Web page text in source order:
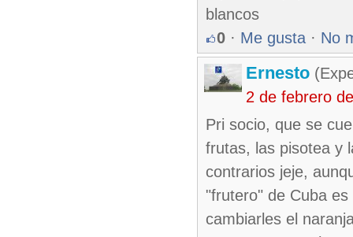
blancos
0 · Me gusta · No
Ernesto
2 de febrero
Pri socio, que se
frutas, las pisotea y
contrarios jeje,
"frutero" de Cuba
cambiarles el